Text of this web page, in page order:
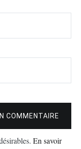
COMMENTAIRE
En savoir